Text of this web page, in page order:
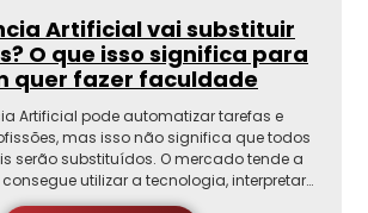
Artificial vai substituir
O que isso significa para
quer fazer faculdade
Artificial pode automatizar tarefas e
mas isso não significa que todos
serão substituídos. O mercado tende a
utilizar a tecnologia, interpretar…